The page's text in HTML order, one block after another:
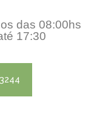
das 08:00hs
17:30